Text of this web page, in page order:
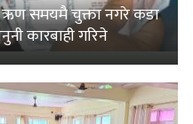
समयमै चुक्ता नगरे कडा
कारबाही गरिने